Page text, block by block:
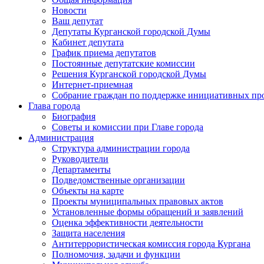
Новости
Ваш депутат
Депутаты Курганской городской Думы
Кабинет депутата
График приема депутатов
Постоянные депутатские комиссии
Решения Курганской городской Думы
Интернет-приемная
Собрание граждан по поддержке инициативных
Глава города
Биография
Советы и комиссии при Главе города
Администрация
Структура администрации города
Руководители
Департаменты
Подведомственные организации
Объекты на карте
Проекты муниципальных правовых актов
Установленные формы обращений и заявлений
Оценка эффективности деятельности
Защита населения
Антитеррористическая комиссия города Кургана
Полномочия, задачи и функции